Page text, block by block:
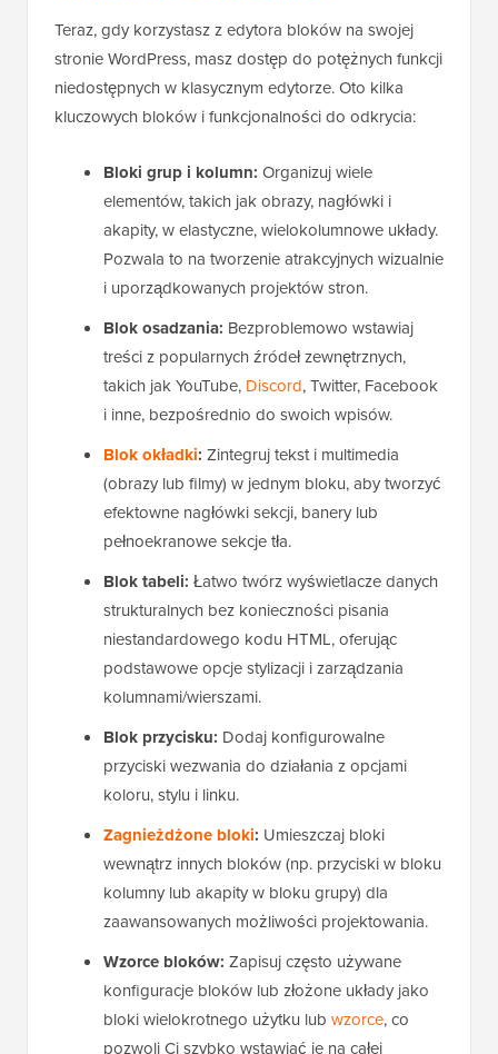
Teraz, gdy korzystasz z edytora bloków na swojej
stronie WordPress, masz dostęp do potężnych funkcji
niedostępnych w klasycznym edytorze. Oto kilka
kluczowych bloków i funkcjonalności do odkrycia:
Bloki grup i kolumn: Organizuj wiele
elementów, takich jak obrazy, nagłówki i
akapity, w elastyczne, wielokolumnowe układy.
Pozwala to na tworzenie atrakcyjnych wizualnie
i uporządkowanych projektów stron.
Blok osadzania: Bezproblemowo wstawiaj
treści z popularnych źródeł zewnętrznych,
takich jak YouTube, Discord, Twitter, Facebook
i inne, bezpośrednio do swoich wpisów.
Blok okładki: Zintegruj tekst i multimedia
(obrazy lub filmy) w jednym bloku, aby tworzyć
efektowne nagłówki sekcji, banery lub
pełnoekranowe sekcje tła.
Blok tabeli: Łatwo twórz wyświetlacze danych
strukturalnych bez konieczności pisania
niestandardowego kodu HTML, oferując
podstawowe opcje stylizacji i zarządzania
kolumnami/wierszami.
Blok przycisku: Dodaj konfigurowalne
przyciski wezwania do działania z opcjami
koloru, stylu i linku.
Zagnieżdżone bloki: Umieszczaj bloki
wewnątrz innych bloków (np. przyciski w bloku
kolumny lub akapity w bloku grupy) dla
zaawansowanych możliwości projektowania.
Wzorce bloków: Zapisuj często używane
konfiguracje bloków lub złożone układy jako
bloki wielokrotnego użytku lub wzorce, co
pozwoli Ci szybko wstawiać je na całej